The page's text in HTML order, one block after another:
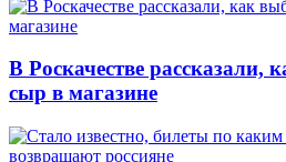
В Роскачестве рассказали,
сыр в магазине